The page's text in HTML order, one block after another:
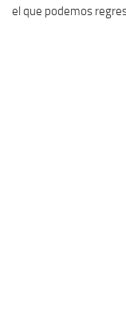
el que podemos